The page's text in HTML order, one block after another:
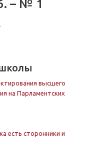
– № 1
высшего
на Парламентских
есть сторонники и